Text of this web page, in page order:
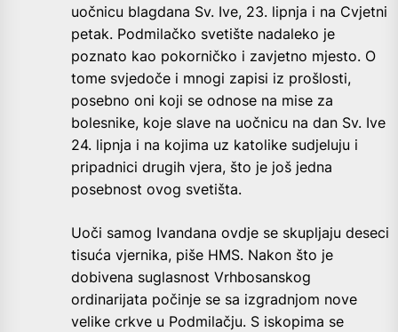
uočnicu blagdana Sv. Ive, 23. lipnja i na Cvjetni
petak. Podmilačko svetište nadaleko je
poznato kao pokorničko i zavjetno mjesto. O
tome svjedoče i mnogi zapisi iz prošlosti,
posebno oni koji se odnose na mise za
bolesnike, koje slave na uočnicu na dan Sv. Ive
24. lipnja i na kojima uz katolike sudjeluju i
pripadnici drugih vjera, što je još jedna
posebnost ovog svetišta.
Uoči samog Ivandana ovdje se skupljaju deseci
tisuća vjernika, piše HMS. Nakon što je
dobivena suglasnost Vrhbosanskog
ordinarijata počinje se sa izgradnjom nove
velike crkve u Podmilačju. S iskopima se